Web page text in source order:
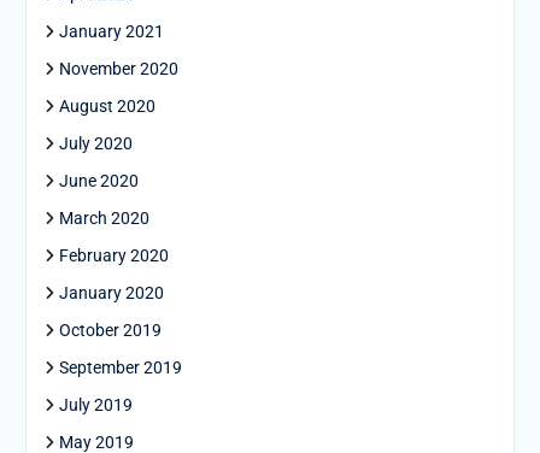
January 2021
November 2020
August 2020
July 2020
June 2020
March 2020
February 2020
January 2020
October 2019
September 2019
July 2019
May 2019